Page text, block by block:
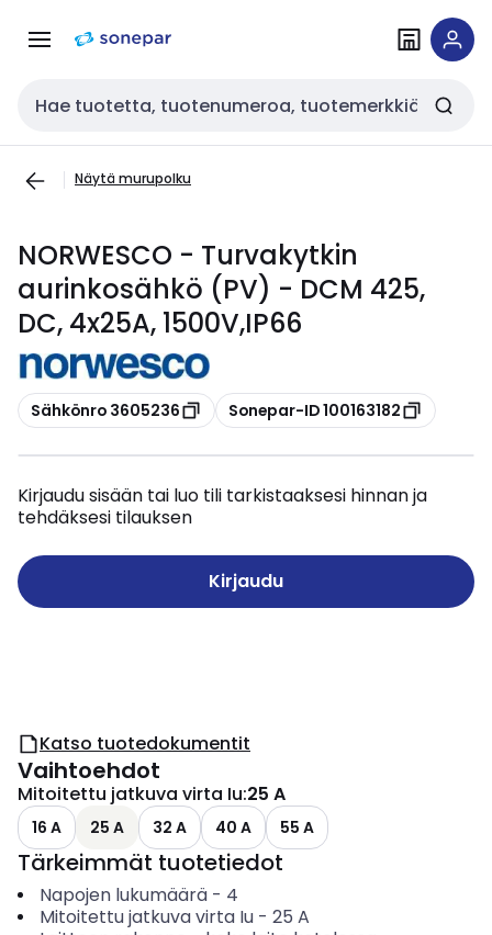
navigointiinsisältöön
Haku
Näytä murupolku
NORWESCO - Turvakytkin
aurinkosähkö (PV) - DCM 425,
DC, 4x25A, 1500V,IP66
Kopioi
Sähkönro 3605236 Kopioi
Sonepar-ID 100163182
Kirjaudu sisään tai luo tili tarkistaaksesi hinnan ja
tehdäksesi tilauksen
Kirjaudu
Katso tuotedokumentit
Vaihtoehdot
Mitoitettu jatkuva virta Iu:25 A
16 A 25 A 32 A 40 A 55 A
Tärkeimmät tuotetiedot
Napojen lukumäärä- 4
Mitoitettu jatkuva virta Iu- 25 A